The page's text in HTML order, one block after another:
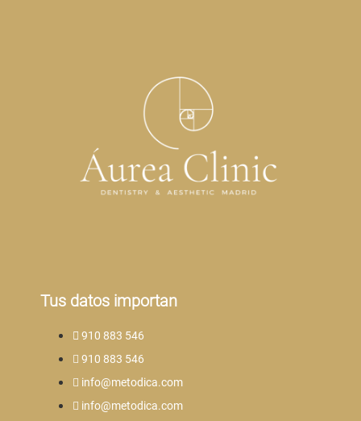
Tus datos importan
910 883 546
910 883 546
info@metodica.com
info@metodica.com